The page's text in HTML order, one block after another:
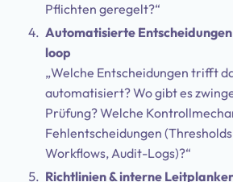
Pflichten geregelt?“
Automatisierte
loop
„Welche Entscheidungen trifft
automatisiert? Wo gibt es
Prüfung? Welche
Fehlentscheidungen
Workflows, Audit-Logs)?“
Richtlinien & interne